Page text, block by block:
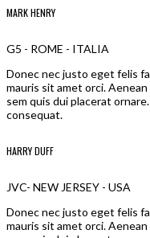
MARK HENRY
G5 - ROME - ITALIA
Donec nec justo eget felis
mauris sit amet orci.
sem quis dui placerat
consequat.
HARRY DUFF
JVC- NEW JERSEY - USA
Donec nec justo eget felis
mauris sit amet orci.